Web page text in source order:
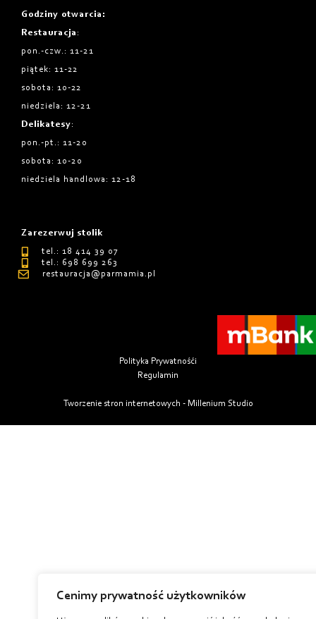
Cenimy prywatność użytkowników
Godziny otwarcia :
Restauracja :
pon.-czw.: 11-21
piątek: 11-22
sobota: 10-22
niedziela: 12-21
Delikatesy:
pon.-pt.: 11-20
sobota: 10-20
niedziela handlowa: 12-18
Zarezerwuj stolik
tel.: 18 414 39 07
tel.: 698 699 263
restauracja@parmamia.pl
Polityka Prywatnośći
Regulamin
Tworzenie stron internetowych - Millenium Studio